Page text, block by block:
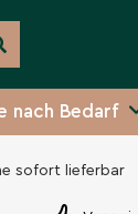
nach Bedarf
sofort lieferbar